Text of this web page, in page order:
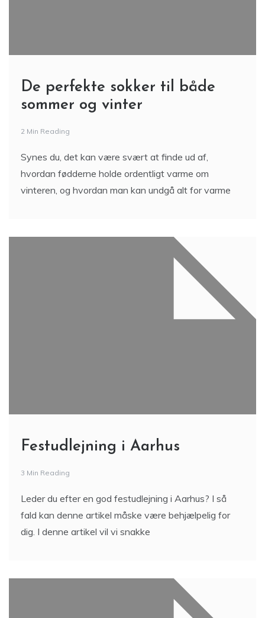
De perfekte sokker til både
sommer og vinter
2 Min Reading
Synes du, det kan være svært at finde ud af,
hvordan fødderne holde ordentligt varme om
vinteren, og hvordan man kan undgå alt for varme
Festudlejning i Aarhus
3 Min Reading
Leder du efter en god festudlejning i Aarhus? I så
fald kan denne artikel måske være behjælpelig for
dig. I denne artikel vil vi snakke